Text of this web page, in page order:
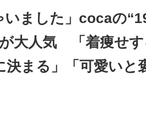
の総合サイト IT製品の技術・比較・事例
いました」cocaの
大人気 「着痩せ
決まる」「可愛いと